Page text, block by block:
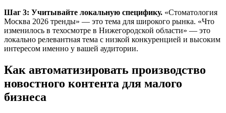
Шаг 3: Учитывайте локальную специфику. «Стоматология
Москва 2026 тренды» — это тема для широкого рынка. «Что
изменилось в техосмотре в Нижегородской области» — это
локально релевантная тема с низкой конкуренцией и высоким
интересом именно у вашей аудитории.
Как автоматизировать производство
новостного контента для малого
бизнеса